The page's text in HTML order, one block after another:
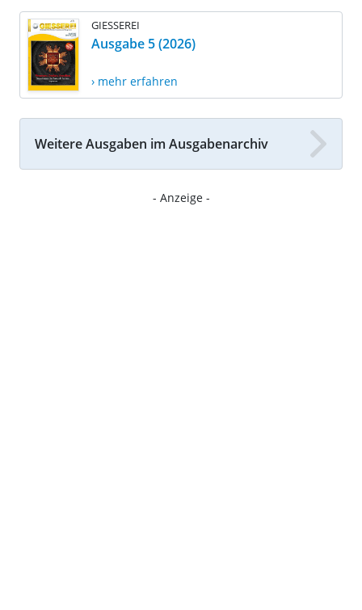
GIESSEREI
Ausgabe 5 (2026)
› mehr erfahren
Weitere Ausgaben im Ausgabenarchiv
- Anzeige -